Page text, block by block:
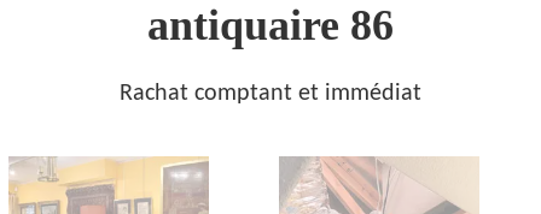
antiquaire 86
Rachat comptant et immédiat